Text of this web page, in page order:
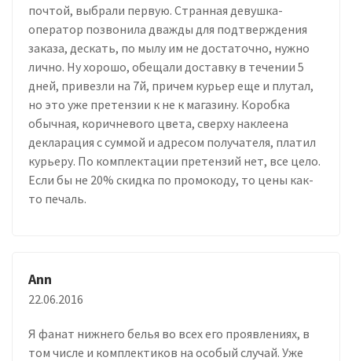
почтой, выбрали первую. Странная девушка-
оператор позвонила дважды для подтверждения
заказа, дескать, по мылу им не достаточно, нужно
лично. Ну хорошо, обещали доставку в течении 5
дней, привезли на 7й, причем курьер еще и плутал,
но это уже претензии к не к магазину. Коробка
обычная, коричневого цвета, сверху наклеена
декларация с суммой и адресом получателя, платил
курьеру. По комплектации претензий нет, все цело.
Если бы не 20% скидка по промокоду, то цены как-
то печаль.
Ann
22.06.2016
Я фанат нижнего белья во всех его проявлениях, в
том числе и комплектиков на особый случай. Уже